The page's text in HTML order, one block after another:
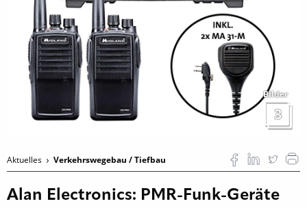
Bilder
3
Aktuelles Verkehrswegebau / Tiefbau
Alan Electronics: PMR-Funk-Geräte